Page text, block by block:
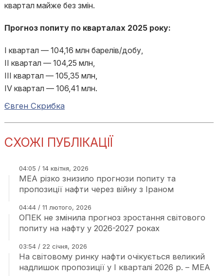
квартал майже без змін.
Прогноз попиту по кварталах 2025 року:
I квартал — 104,16 млн барелів/добу,
II квартал — 104,25 млн,
III квартал — 105,35 млн,
IV квартал — 106,41 млн.
Євген Скрибка
СХОЖІ ПУБЛІКАЦІЇ
04:05 / 14 квітня, 2026
МЕА різко знизило прогнози попиту та
пропозиції нафти через війну з Іраном
04:44 / 11 лютого, 2026
ОПЕК не змінила прогноз зростання світового
попиту на нафту у 2026-2027 роках
03:54 / 22 січня, 2026
На світовому ринку нафти очікується великий
надлишок пропозиції у І кварталі 2026 р. – МЕА